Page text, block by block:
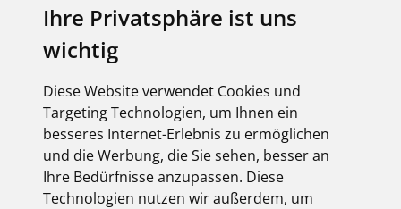
Ihre Privatsphäre ist uns
wichtig
Diese Website verwendet Cookies und
Targeting Technologien, um Ihnen ein
besseres Internet-Erlebnis zu ermöglichen
und die Werbung, die Sie sehen, besser an
Ihre Bedürfnisse anzupassen. Diese
Technologien nutzen wir außerdem, um
elektroforum 2.2025
Ihr Elektro-Magazin
Das Forum für Industrie,
Dienstleister & Institutionen
Inklusive aller FEGIME
Großhändler auf einen Blick!